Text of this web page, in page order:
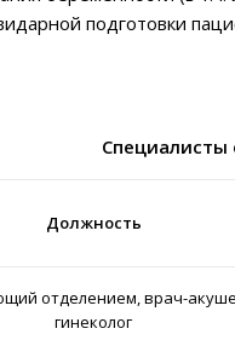
подготовки
Специалисты
Должность
отделением, врач-
гинеколог